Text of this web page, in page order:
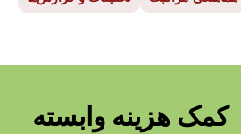
کمک هزینه وابسته